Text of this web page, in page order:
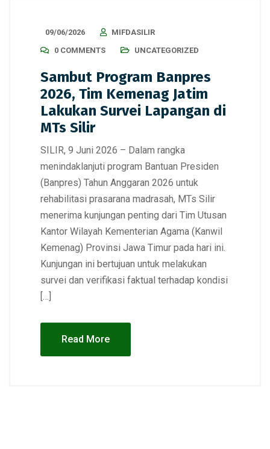
09/06/2026
MIFDASILIR
0 COMMENTS
UNCATEGORIZED
Sambut Program Banpres
2026, Tim Kemenag Jatim
Lakukan Survei Lapangan di
MTs Silir
SILIR, 9 Juni 2026 – Dalam rangka
menindaklanjuti program Bantuan Presiden
(Banpres) Tahun Anggaran 2026 untuk
rehabilitasi prasarana madrasah, MTs Silir
menerima kunjungan penting dari Tim Utusan
Kantor Wilayah Kementerian Agama (Kanwil
Kemenag) Provinsi Jawa Timur pada hari ini.
Kunjungan ini bertujuan untuk melakukan
survei dan verifikasi faktual terhadap kondisi
[…]
Read More